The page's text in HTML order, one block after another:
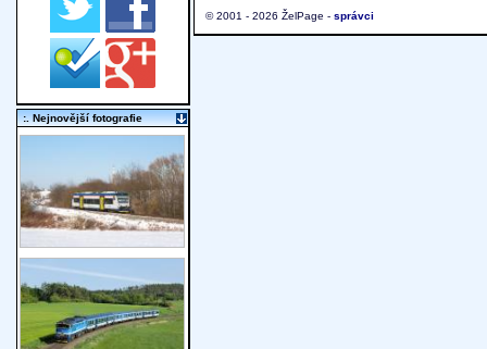
© 2001 - 2026 ŽelPage - správci
:. Nejnovější fotografie